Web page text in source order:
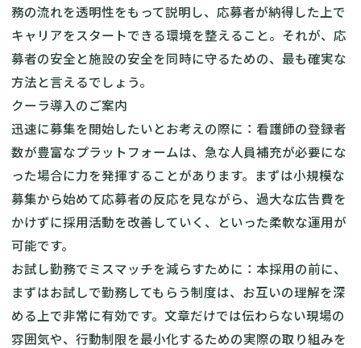
務の流れを透明性をもって説明し、応募者が納得した上で
キャリアをスタートできる環境を整えること。それが、応
募者の安全と施設の安全を同時に守るための、最も確実な
方法と言えるでしょう。
クーラ導入のご案内
迅速に募集を開始したいとお考えの際に：看護師の登録者
数が豊富なプラットフォームは、急な人員補充が必要にな
った場合に力を発揮することがあります。まずは小規模な
募集から始めて応募者の反応を見ながら、過大な広告費を
かけずに採用活動を改善していく、といった柔軟な運用が
可能です。
お試し勤務でミスマッチを減らすために：本採用の前に、
まずはお試しで勤務してもらう制度は、お互いの理解を深
める上で非常に有効です。文章だけでは伝わらない現場の
雰囲気や、行動制限を最小化するための実際の取り組みを